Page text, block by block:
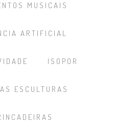
MUSICAIS
ARTIFICIAL
ISOPOR
ESCULTURAS